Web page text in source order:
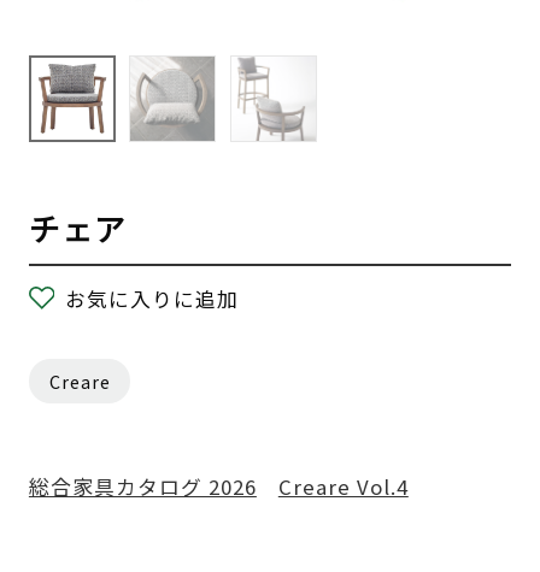
チェア
お気に入りに追加
Creare
総合家具カタログ 2026 Creare Vol.4